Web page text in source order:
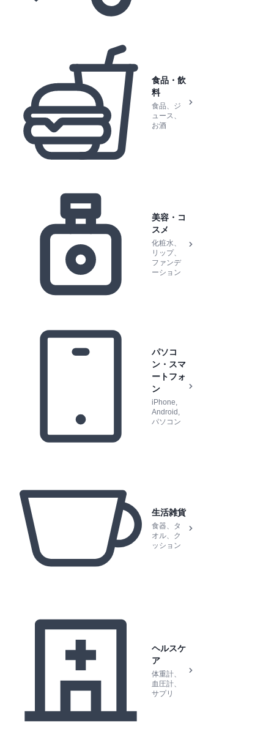
食品・飲
料
食品、ジ
ュース、
お酒
美容・コ
スメ
化粧水、
リップ、
ファンデ
ーション
パソコ
ン・スマ
ートフォ
ン
iPhone,
Android,
パソコン
生活雑貨
食器、タ
オル、ク
ッション
ヘルスケ
ア
体重計、
血圧計、
サプリ